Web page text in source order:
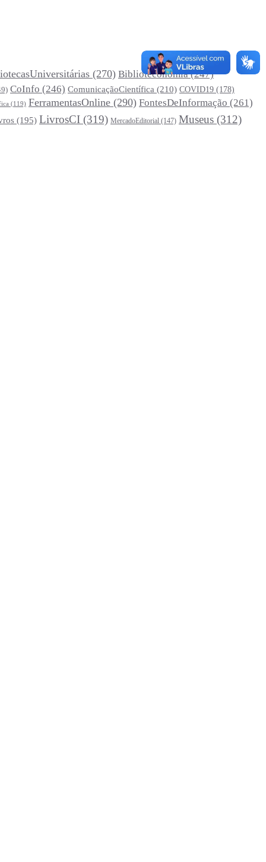
(270) Biblioteconomia(247)
CoInfo (246) ComunicaçãoCientífica (210) COVID19 (178)
(119) FerramentasOnline (290) FontesDeInformação (261)
(195) LivrosCI (319) MercadoEditorial (147) Museus (312)